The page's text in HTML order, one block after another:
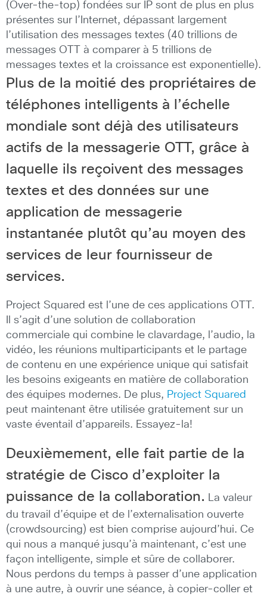
(Over-the-top) fondées sur IP sont de plus en plus
présentes sur l’Internet, dépassant largement
l’utilisation des messages textes (40 trillions de
messages OTT à comparer à 5 trillions de
messages textes et la croissance est exponentielle).
Plus de la moitié des propriétaires de
téléphones intelligents à l’échelle
mondiale sont déjà des utilisateurs
actifs de la messagerie OTT, grâce à
laquelle ils reçoivent des messages
textes et des données sur une
application de messagerie
instantanée plutôt qu’au moyen des
services de leur fournisseur de
services.
Project Squared est l’une de ces applications OTT.
Il s’agit d’une solution de collaboration
commerciale qui combine le clavardage, l’audio, la
vidéo, les réunions multiparticipants et le partage
de contenu en une expérience unique qui satisfait
les besoins exigeants en matière de collaboration
des équipes modernes. De plus, Project Squared
peut maintenant être utilisée gratuitement sur un
vaste éventail d’appareils. Essayez-la!
Deuxièmement, elle fait partie de la
stratégie de Cisco d’exploiter la
puissance de la collaboration. La valeur
du travail d’équipe et de l’externalisation ouverte
(crowdsourcing) est bien comprise aujourd’hui. Ce
qui nous a manqué jusqu’à maintenant, c’est une
façon intelligente, simple et sûre de collaborer.
Nous perdons du temps à passer d’une application
à une autre, à ouvrir une séance, à copier-coller et